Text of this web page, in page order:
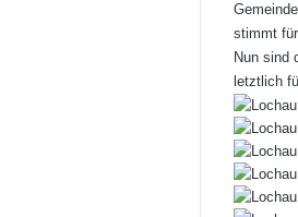
stimmt
Nun sind
letztlich